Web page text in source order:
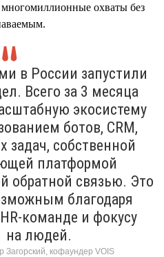
охваты без
в России запустили
Всего за 3 месяца
экосистему
ботов, CRM,
задач, собственной
платформой
обратной связью. Это
благодаря
команде и фокусу
на людей.
Загорский, кофаундер VOIS